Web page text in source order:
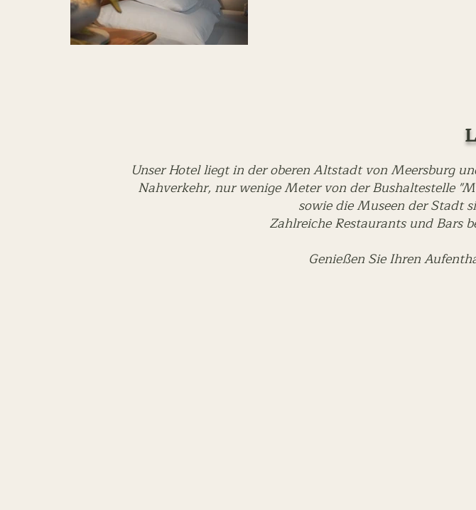
Unser Hotel liegt in der oberen Altstadt von Meersburg
Nahverkehr, nur wenige Meter von der Bushaltestelle
sowie die Museen der Stadt
Zahlreiche Restaurants und Bars
Genießen Sie Ihren